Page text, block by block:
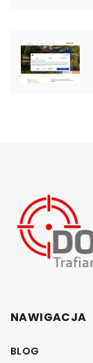
NAWIGACJA
BLOG